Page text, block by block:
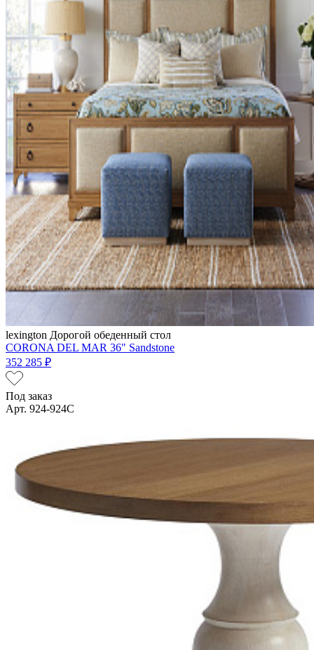
lexington Дорогой обеденный стол
CORONA DEL MAR 36" Sandstone
352 285 ₽
Под заказ
Арт. 924-924C